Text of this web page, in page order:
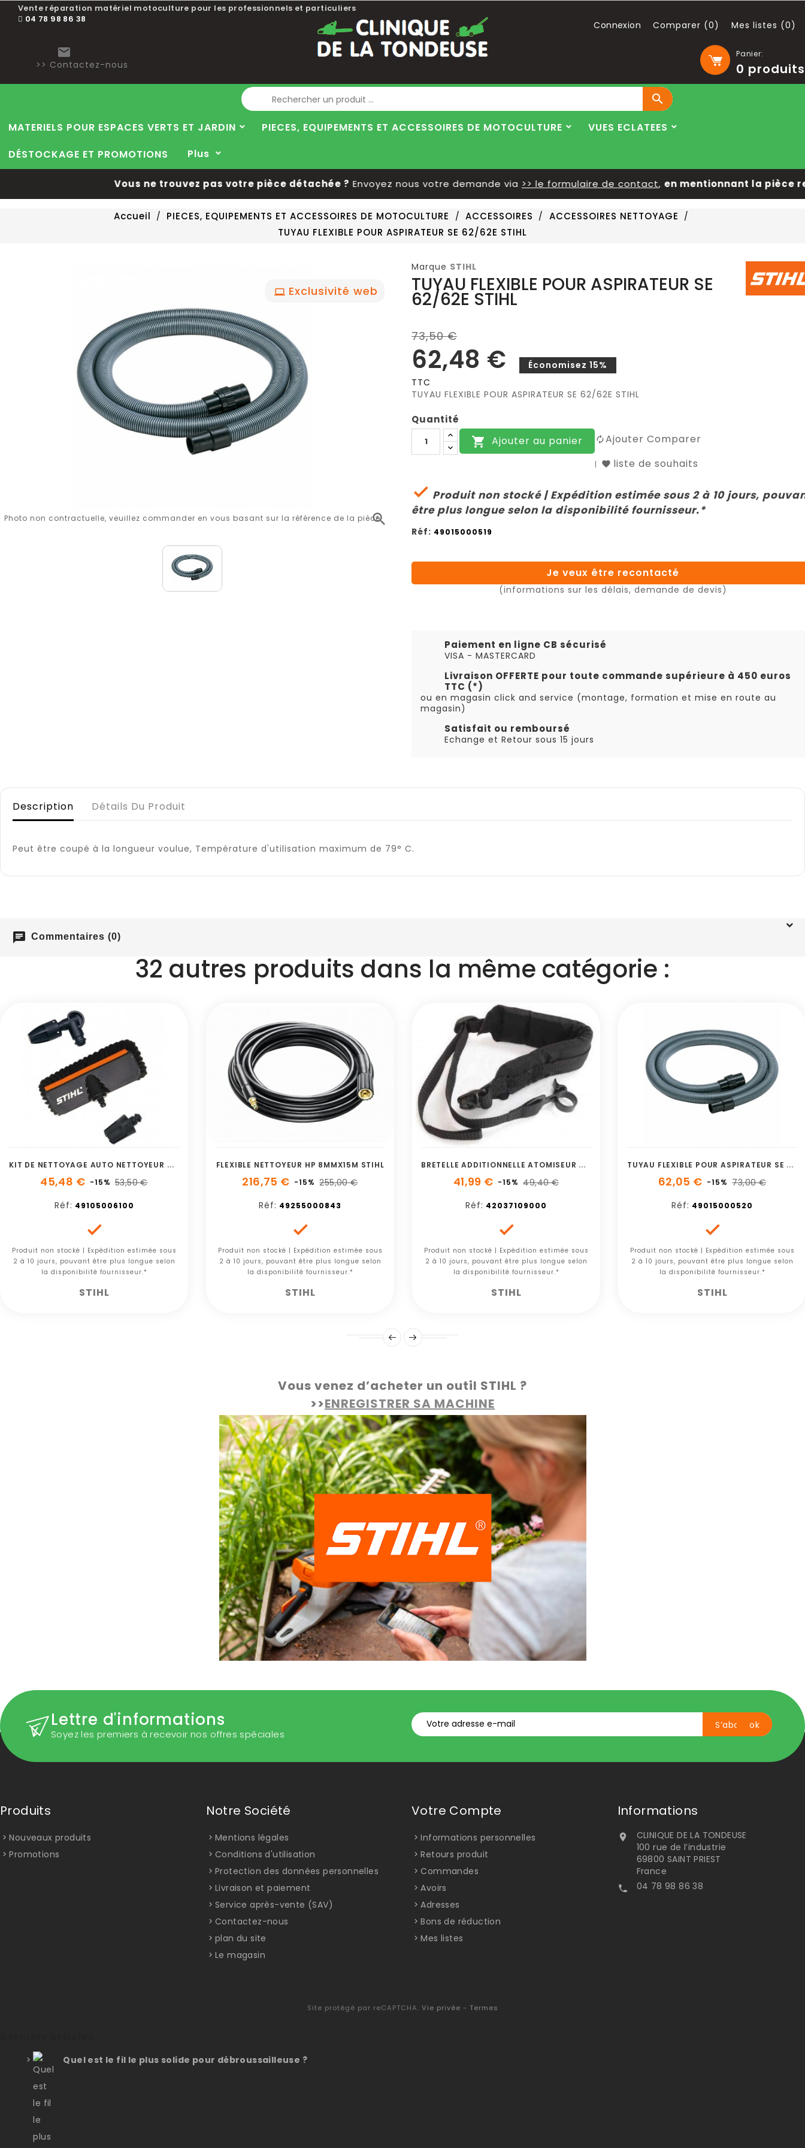
Vente réparation matériel motoculture pour les professionnels et particuliers
04 78 98 86 38
Panier:
0 produits

>> Contactez-nous
Connexion Comparer (0) Mes listes (0)
Blog

MATERIELS POUR ESPACES VERTS ET JARDIN PIECES, EQUIPEMENTS ET ACCESSOIRES DE MOTOCULTURE
VUES ECLATEES
DÉSTOCKAGE ET PROMOTIONS
Plus
Vous ne trouvez pas votre pièce détachée ?Envoyez nous votre demande via>> le formulaire de contact,en mentionnant la pièce
Accueil PIECES, EQUIPEMENTS ET ACCESSOIRES DE MOTOCULTURE ACCESSOIRES
ACCESSOIRES NETTOYAGE
TUYAU FLEXIBLE POUR ASPIRATEUR SE 62/62E STIHL
Exclusivité web

Photo non contractuelle, veuillez commander en vous basant sur la référence de la pièce
Marque STIHL
TUYAU FLEXIBLE POUR ASPIRATEUR SE
62/62E STIHL
73,50 €
62,48 €
Économisez 15%
TTC
TUYAU FLEXIBLE POUR ASPIRATEUR SE 62/62E STIHL
Quantité
 Ajouter au panier
Ajouter Comparer
liste de souhaits
 Produit non stocké | Expédition estimée sous 2 à 10 jours,
être plus longue selon la disponibilité fournisseur.*
Réf: 49015000519
Je veux être recontacté
(informations sur les délais, demande de devis)
Paiement en ligne CB sécurisé
VISA - MASTERCARD
Livraison OFFERTE pour toute commande supérieure à 450 euros
TTC (*)
ou en magasin click and service (montage, formation et mise en route au
magasin)
Satisfait ou remboursé
Echange et Retour sous 15 jours
Description Détails Du Produit
Peut être coupé à la longueur voulue, Température d'utilisation maximum de 79° C.
chat Commentaires (0)
32 autres produits dans la même catégorie :
K
IT DE NETTOYAGE AUTO NETTOYEUR HAUTE PRESSION STIHL
45,48 € -15% 53,50 €
Réf: 49105006100

Produit non stocké | Expédition estimée sous
2 à 10 jours, pouvant être plus longue selon
la disponibilité fournisseur.*
STIHL
FLEXIBLE NETTOYEUR HP 8MMX15M STIHL
216,75 € -15% 255,00 €
Réf: 49255000843

Produit non stocké | Expédition estimée sous
2 à 10 jours, pouvant être plus longue selon
la disponibilité fournisseur.*
STIHL
B
RETELLE ADDITIONNELLE ATOMISEUR STIHL
41,99 € -15% 49,40 €
Réf: 42037109000

Produit non stocké | Expédition estimée sous
2 à 10 jours, pouvant être plus longue selon
la disponibilité fournisseur.*
STIHL
T
UYAU FLEXIBLE POUR ASPIRATEUR SE 121/122 STIHL
62,05 € -15% 73,00 €
Réf: 49015000520

Produit non stocké | Expédition estimée sous
2 à 10 jours, pouvant être plus longue selon
la disponibilité fournisseur.*
STIHL
Vous venez d’acheter un outil STIHL ?
>>ENREGISTRER SA MACHINE
Lettre d'informations
Soyez les premiers à recevoir nos offres spéciales
Produits
Nouveaux produits
Promotions
Notre Société
Mentions légales
Conditions d'utilisation
Protection des données personnelles
Livraison et paiement
Service après-vente (SAV)
Contactez-nous
plan du site
Le magasin
Votre Compte
Informations personnelles
Retours produit
Commandes
Avoirs
Adresses
Bons de réduction
Mes listes
Informations

CLINIQUE DE LA TONDEUSE
100 rue de l’industrie
69800 SAINT PRIEST
France
 04 78 98 86 38
Site protégé par reCAPTCHA. Vie privée - Termes
Quel est le fil le plus solide pour débroussailleuse ?